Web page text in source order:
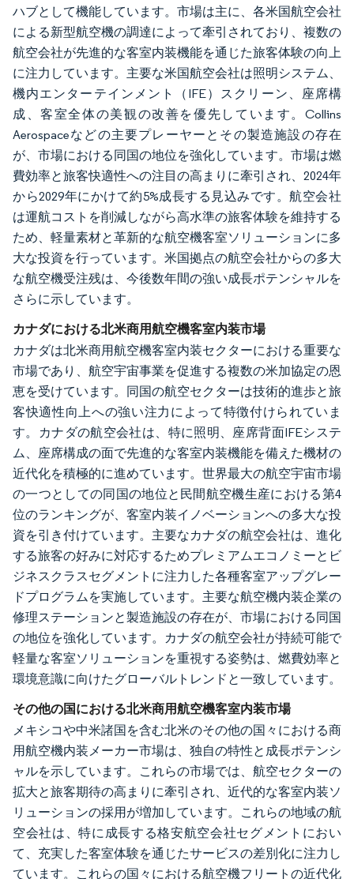
ハブとして機能しています。市場は主に、各米国航空会社
による新型航空機の調達によって牽引されており、複数の
航空会社が先進的な客室内装機能を通じた旅客体験の向上
に注力しています。主要な米国航空会社は照明システム、
機内エンターテインメント（IFE）スクリーン、座席構
成、客室全体の美観の改善を優先しています。Collins
Aerospaceなどの主要プレーヤーとその製造施設の存在
が、市場における同国の地位を強化しています。市場は燃
費効率と旅客快適性への注目の高まりに牽引され、2024年
から2029年にかけて約5%成長する見込みです。航空会社
は運航コストを削減しながら高水準の旅客体験を維持する
ため、軽量素材と革新的な航空機客室ソリューションに多
大な投資を行っています。米国拠点の航空会社からの多大
な航空機受注残は、今後数年間の強い成長ポテンシャルを
さらに示しています。
カナダにおける北米商用航空機客室内装市場
カナダは北米商用航空機客室内装セクターにおける重要な
市場であり、航空宇宙事業を促進する複数の米加協定の恩
恵を受けています。同国の航空セクターは技術的進歩と旅
客快適性向上への強い注力によって特徴付けられていま
す。カナダの航空会社は、特に照明、座席背面IFEシステ
ム、座席構成の面で先進的な客室内装機能を備えた機材の
近代化を積極的に進めています。世界最大の航空宇宙市場
の一つとしての同国の地位と民間航空機生産における第4
位のランキングが、客室内装イノベーションへの多大な投
資を引き付けています。主要なカナダの航空会社は、進化
する旅客の好みに対応するためプレミアムエコノミーとビ
ジネスクラスセグメントに注力した各種客室アップグレー
ドプログラムを実施しています。主要な航空機内装企業の
修理ステーションと製造施設の存在が、市場における同国
の地位を強化しています。カナダの航空会社が持続可能で
軽量な客室ソリューションを重視する姿勢は、燃費効率と
環境意識に向けたグローバルトレンドと一致しています。
その他の国における北米商用航空機客室内装市場
メキシコや中米諸国を含む北米のその他の国々における商
用航空機内装メーカー市場は、独自の特性と成長ポテンシ
ャルを示しています。これらの市場では、航空セクターの
拡大と旅客期待の高まりに牽引され、近代的な客室内装ソ
リューションの採用が増加しています。これらの地域の航
空会社は、特に成長する格安航空会社セグメントにおい
て、充実した客室体験を通じたサービスの差別化に注力し
ています。これらの国々における航空機フリートの近代化